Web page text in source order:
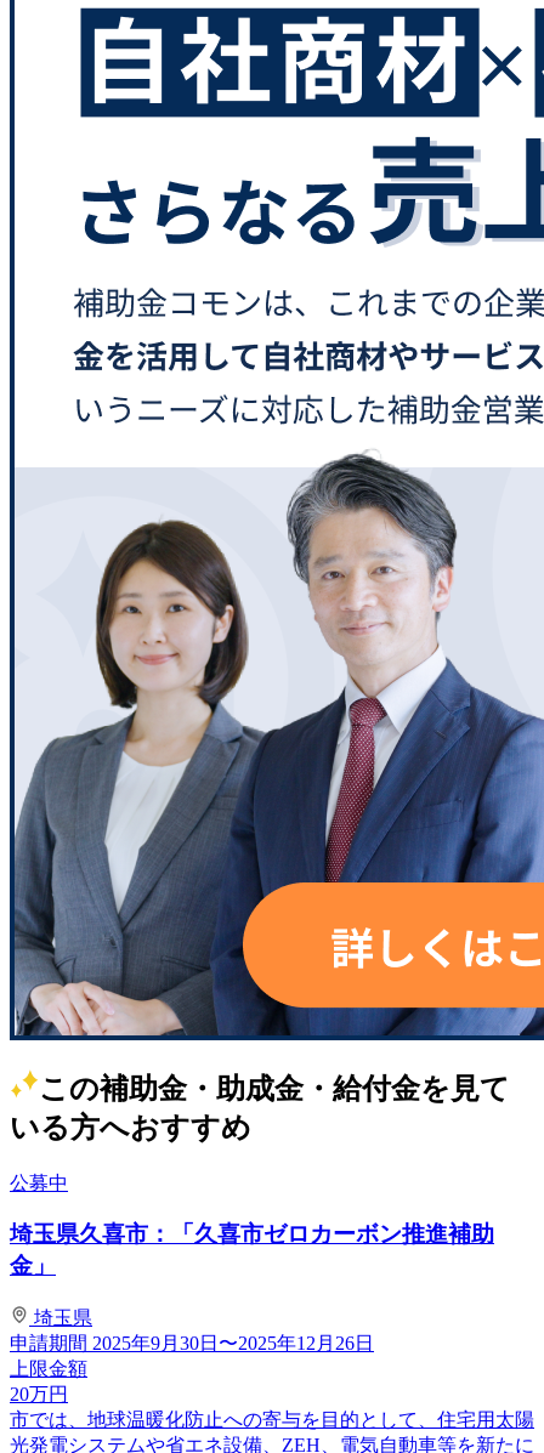
この補助金・助成金・給付金を見て
いる方へおすすめ
公募中
埼玉県久喜市：「久喜市ゼロカーボン推進補助
金」
埼玉県
申請期間 2025年9月30日〜2025年12月26日
上限金額
20万円
市では、地球温暖化防止への寄与を目的として、住宅用太陽
光発電システムや省エネ設備、ZEH、電気自動車等を新たに